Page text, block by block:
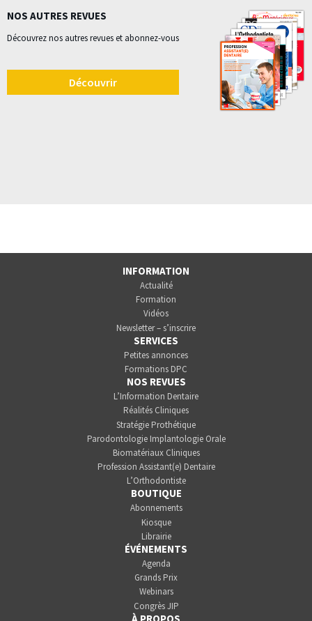
NOS AUTRES REVUES
Découvrez nos autres revues et abonnez-vous
Découvrir
INFORMATION
Actualité
Formation
Vidéos
Newsletter – s’inscrire
SERVICES
Petites annonces
Formations DPC
NOS REVUES
L’Information Dentaire
Réalités Cliniques
Stratégie Prothétique
Parodontologie Implantologie Orale
Biomatériaux Cliniques
Profession Assistant(e) Dentaire
L’Orthodontiste
BOUTIQUE
Abonnements
Kiosque
Librairie
ÉVÉNEMENTS
Agenda
Grands Prix
Webinars
Congrès JIP
À PROPOS